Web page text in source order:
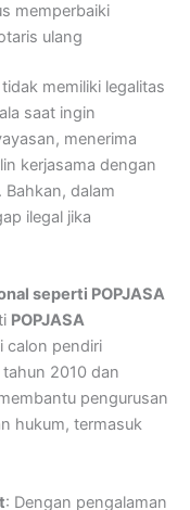
memperbaiki
ulang
memiliki legalitas
saat ingin
menerima
kerjasama dengan
dalam
ilegal jika
seperti POPJASA
POPJASA
calon pendiri
2010 dan
pengurusan
hukum, termasuk
: Dengan pengalaman